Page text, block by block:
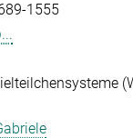
1555